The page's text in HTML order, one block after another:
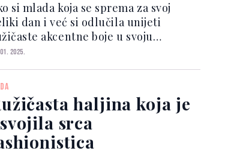
si mlada koja se sprema za svoj
dan i već si odlučila unijeti
akcentne boje u svoju
zašto ne bi dodala i ružičastu
prijema, after partyja i
prije vjenčanja, p...
2025.
haljina koja je
srca